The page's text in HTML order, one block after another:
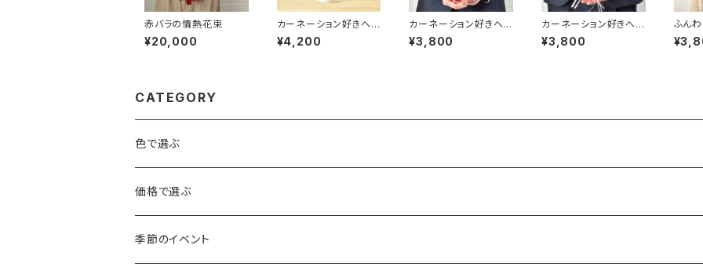
赤バラの情熱花束
¥20,000
カーネーション好きへ
贈るアレンジメント【レ
ッド】
¥4,200
カーネーション好きへ
贈る花束【オレンジ】
¥3,800
カーネーション好きへ
贈る花束【ピンク】
¥3,800
ふん
花束
CATEGORY
色で選ぶ
赤・ピンク
青・紫
価格で選ぶ
～3,000円
季節のイベント